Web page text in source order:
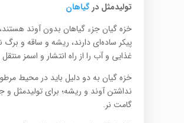
تولیدمثل درگیاهان
خزه گیان جزء گیاهان بدون آوند
پیکر ساده‌ای دارند، ریشه و ساقه و برگ
غذایی و آب را از راه انتشار و اسمز
خزه گیان به دو دلیل باید در محیط
نداشتن آوند و ریشه؛‌ برای تولیدمثل و
گامت نر.